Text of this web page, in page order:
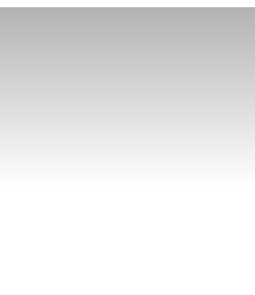
Уже через месяц в России